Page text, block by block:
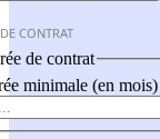
CONTRAT
de contrat
minimale (en mois)